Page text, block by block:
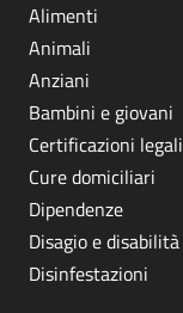
Alimenti
Animali
Anziani
Bambini e giovani
Certificazioni legali
Cure domiciliari
Dipendenze
Disagio e disabilità
Disinfestazioni